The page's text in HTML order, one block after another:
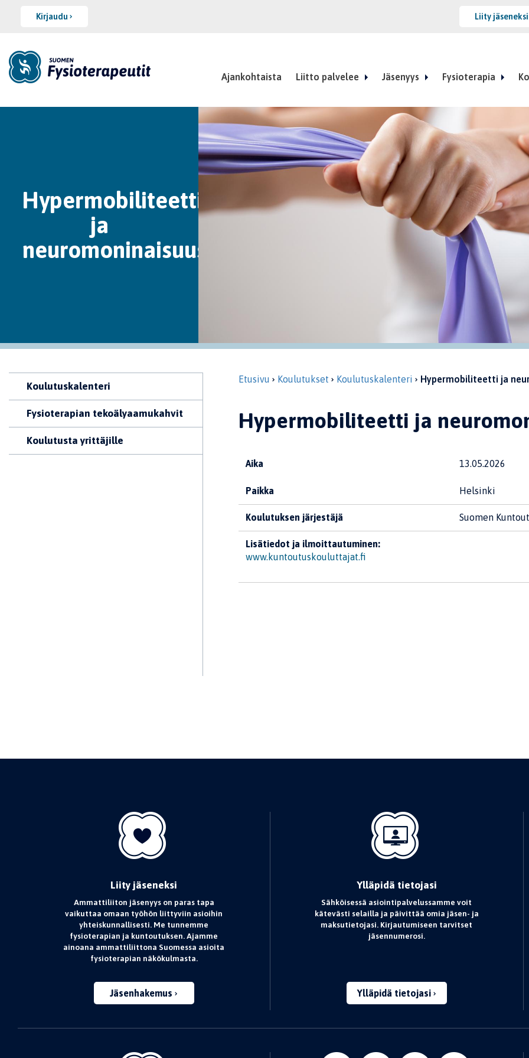
Kirjaudu Liity jäseneksi
Ajankohtaista Liitto palvelee Jäsenyys Fysioterapia
Hypermobiliteetti
ja
neuromoninaisuus
Koulutuskalenteri
Fysioterapian tekoälyaamukahvit
Koulutusta yrittäjille
Etusivu Koulutukset Koulutuskalenteri Hypermobiliteetti ja
Hypermobiliteetti ja
Aika 13.05.2026
Paikka Helsinki
Koulutuksen järjestäjä Suomen
Lisätiedot ja ilmoittautuminen:
www.kuntoutuskouluttajat.fi
Liity jäseneksi
Ammattiliiton jäsenyys on paras tapa
vaikuttaa omaan työhön liittyviin asioihin
yhteiskunnallisesti. Me tunnemme
fysioterapian ja kuntoutuksen. Ajamme
ainoana ammattiliittona Suomessa asioita
fysioterapian näkökulmasta.
Jäsenhakemus
Ylläpidä tietojasi
Sähköisessä asiointipalvelussamme voit
kätevästi selailla ja päivittää omia jäsen- ja
maksutietojasi. Kirjautumiseen tarvitset
jäsennumerosi.
Ylläpidä tietojasi